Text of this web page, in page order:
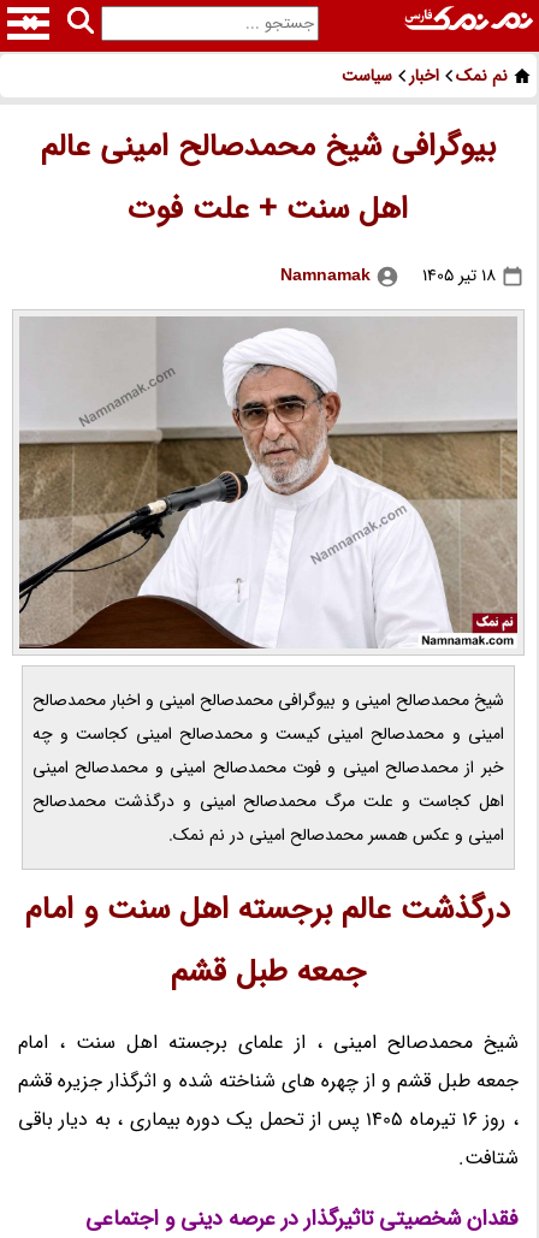
نم نمک اخبار سیاست
بیوگرافی شیخ محمدصالح امینی عالم
اهل سنت + علت فوت
18 تیر 1405 Namnamak
شیخ محمدصالح امینی و بیوگرافی محمدصالح امینی و اخبار محمدصالح
امینی و محمدصالح امینی کیست و محمدصالح امینی کجاست و چه
خبر از محمدصالح امینی و فوت محمدصالح امینی و محمدصالح امینی
اهل کجاست و علت مرگ محمدصالح امینی و درگذشت محمدصالح
امینی و عکس همسر محمدصالح امینی در نم نمک.
درگذشت عالم برجسته اهل سنت و امام
جمعه طبل قشم
شیخ محمدصالح امینی ، از علمای برجسته اهل سنت ، امام
جمعه طبل قشم و از چهره های شناخته شده و اثرگذار جزیره قشم
، روز 16 تیرماه 1405 پس از تحمل یک دوره بیماری ، به دیار باقی
شتافت.
فقدان شخصیتی تاثیرگذار در عرصه دینی و اجتماعی